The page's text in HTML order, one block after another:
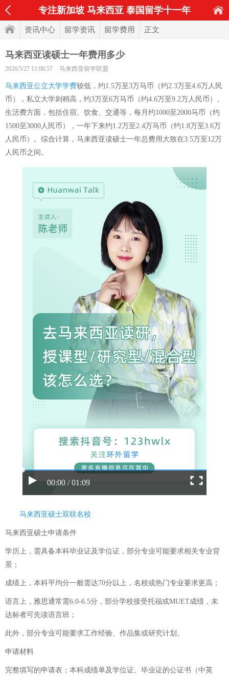
专注新加坡 马来西亚 泰国留学十一年
资讯中心 留学资讯 留学费用 正文
马来西亚读硕士一年费用多少
2026/5/27 11:06:57 马来西亚留学联盟
马来西亚公立大学学费较低，约1.5万至3万马币（约2.3万至4.6万人民
币），私立大学则稍高，约3万至6万马币（约4.6万至9.2万人民币）。
生活费方面，包括住宿、饮食、交通等，每月约1000至2000马币（约
1500至3000人民币），一年下来约1.2万至2.4万马币（约1.8万至3.6万
人民币）。综合计算，马来西亚读硕士一年总费用大致在3.5万至12万
人民币之间。
00:00 / 01:09
马来西亚硕士双联名校
马来西亚硕士申请条件
学历上，需具备本科毕业证及学位证，部分专业可能要求相关专业背
景；
成绩上，本科平均分一般需达70分以上，名校或热门专业要求更高；
语言上，雅思通常需6.0-6.5分，部分学校接受托福或MUET成绩，未
达标者可先读语言班；
此外，部分专业可能要求工作经验、作品集或研究计划。
申请材料
完整填写的申请表；本科成绩单及学位证、毕业证的公证书（中英